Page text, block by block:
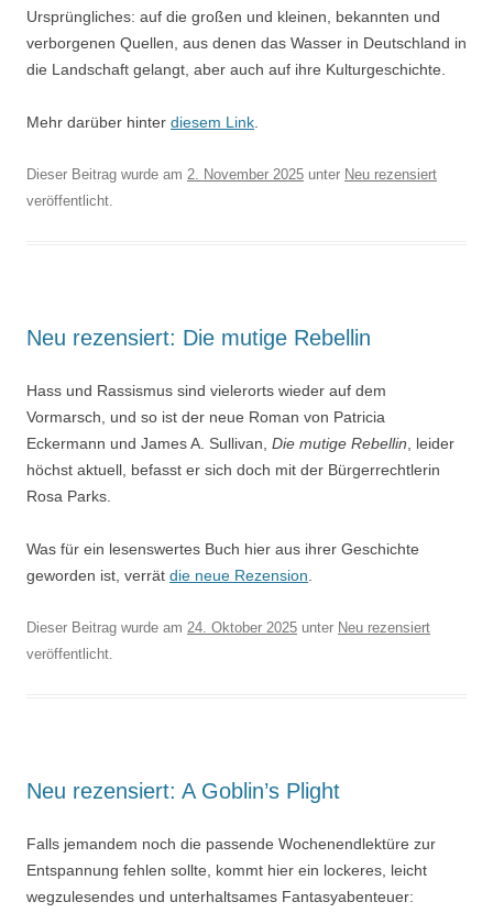
Ursprüngliches: auf die großen und kleinen, bekannten und
verborgenen Quellen, aus denen das Wasser in Deutschland in
die Landschaft gelangt, aber auch auf ihre Kulturgeschichte.
Mehr darüber hinter diesem Link
Dieser Beitrag wurde am 2. November 2025 unter Neu rezensiert
veröffentlicht.
Neu rezensiert: Die mutige Rebellin
Hass und Rassismus sind vielerorts wieder auf dem
Vormarsch, und so ist der neue Roman von Patricia
Eckermann und James A. Sullivan, Die mutige Rebellin , leider
höchst aktuell, befasst er sich doch mit der Bürgerrechtlerin
Rosa Parks.
Was für ein lesenswertes Buch hier aus ihrer Geschichte
geworden ist, verrät die neue Rezension
Dieser Beitrag wurde am 24. Oktober 2025 unter Neu rezensiert
veröffentlicht.
Neu rezensiert: A Goblin’s Plight
Falls jemandem noch die passende Wochenendlektüre zur
Entspannung fehlen sollte, kommt hier ein lockeres, leicht
wegzulesendes und unterhaltsames Fantasyabenteuer: